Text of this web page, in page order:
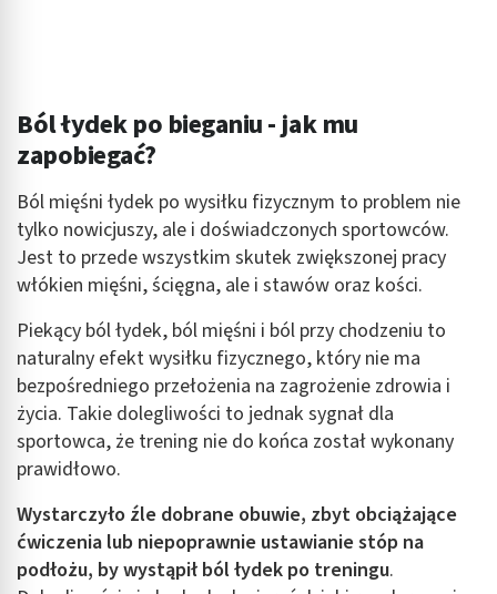
Ból łydek po bieganiu - jak mu
zapobiegać?
Ból mięśni łydek po wysiłku fizycznym to problem nie
tylko nowicjuszy, ale i doświadczonych sportowców.
Jest to przede wszystkim skutek zwiększonej pracy
włókien mięśni, ścięgna, ale i stawów oraz kości.
Piekący ból łydek, ból mięśni i ból przy chodzeniu to
naturalny efekt wysiłku fizycznego, który nie ma
bezpośredniego przełożenia na zagrożenie zdrowia i
życia. Takie dolegliwości to jednak sygnał dla
sportowca, że trening nie do końca został wykonany
prawidłowo.
Wystarczyło źle dobrane obuwie, zbyt obciążające
ćwiczenia lub niepoprawnie ustawianie stóp na
podłożu, by wystąpił ból łydek po treningu.